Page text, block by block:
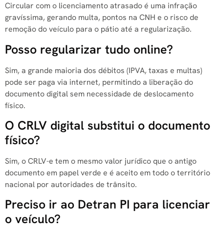
Circular com o licenciamento atrasado é uma infração
gravíssima, gerando multa, pontos na CNH e o risco de
remoção do veículo para o pátio até a regularização.
Posso regularizar tudo online?
Sim, a grande maioria dos débitos (IPVA, taxas e multas)
pode ser paga via internet, permitindo a liberação do
documento digital sem necessidade de deslocamento
físico.
O CRLV digital substitui o documento
físico?
Sim, o CRLV-e tem o mesmo valor jurídico que o antigo
documento em papel verde e é aceito em todo o território
nacional por autoridades de trânsito.
Preciso ir ao Detran PI para licenciar
o veículo?